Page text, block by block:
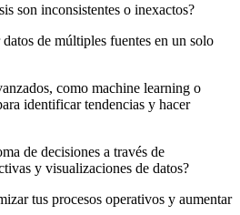
son inconsistentes o inexactos?
de múltiples fuentes en un solo
como machine learning o
identificar tendencias y hacer
de decisiones a través de
y visualizaciones de datos?
tus procesos operativos y aumentar